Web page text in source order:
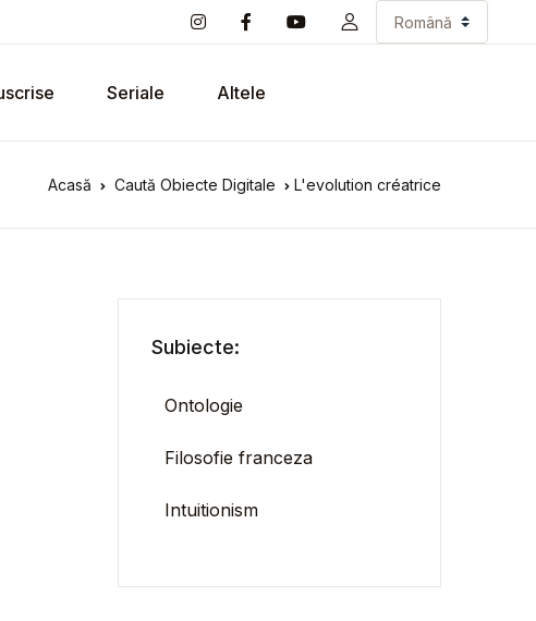
Seriale Altele
Acasă Caută Obiecte Digitale L'evolution créatrice
Subiecte:
Ontologie
Filosofie franceza
Intuitionism